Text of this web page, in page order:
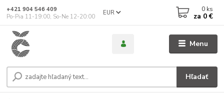
Menu
EUR
Hľadať
+421 904 546 409
Po-Pia 11-19:00, So-Ne 12-20:00
0 ks
za 0 €